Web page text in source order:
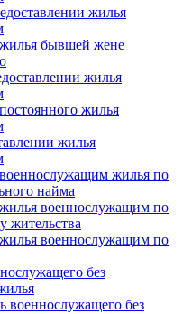
жилья
бывшей жене
жилья
жилья
жилья
жилья по
найма
военнослужащим по
жительства
военнослужащим по
без
военнослужащего без